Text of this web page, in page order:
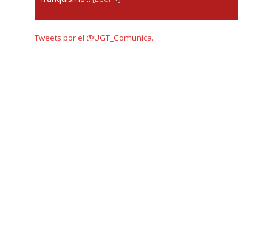
Tweets por el @UGT_Comunica.